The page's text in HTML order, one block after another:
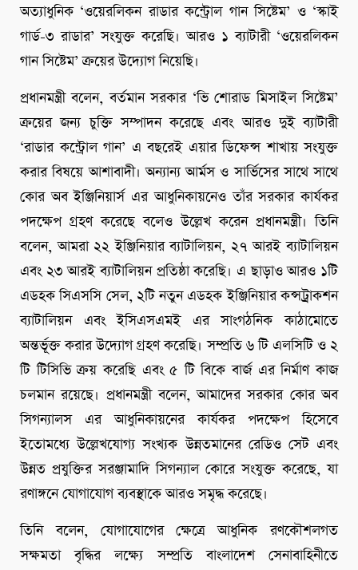
অত্যাধুনিক ‘ওয়েরলিকন রাডার কন্ট্রোল গান সিষ্টেম’ ও ‘স্কাই
গার্ড-৩ রাডার’ সংযুক্ত করেছি। আরও ১ ব্যাটারী ‘ওয়েরলিকন
গান সিষ্টেম’ ক্রয়ের উদ্যোগ নিয়েছি।
প্রধানমন্ত্রী বলেন, বর্তমান সরকার ‘ভি শোরাড মিসাইল সিষ্টেম’
ক্রয়ের জন্য চুক্তি সম্পাদন করেছে এবং আরও দুই ব্যাটারী
‘রাডার কন্ট্রোল গান’ এ বছরেই এয়ার ডিফেন্স শাখায় সংযুক্ত
করার বিষয়ে আশাবাদী। অন্যান্য আর্মস ও সার্ভিসের সাথে সাথে
কোর অব ইঞ্জিনিয়ার্স এর আধুনিকায়নেও তাঁর সরকার কার্যকর
পদক্ষেপ গ্রহণ করেছে বলেও উল্লেখ করেন প্রধানমন্ত্রী। তিনি
বলেন, আমরা ২২ ইঞ্জিনিয়ার ব্যাটালিয়ন, ২৭ আরই ব্যাটালিয়ন
এবং ২৩ আরই ব্যাটালিয়ন প্রতিষ্ঠা করেছি। এ ছাড়াও আরও ১টি
এডহক সিএসসি সেল, ২টি নতুন এডহক ইঞ্জিনিয়ার কন্সট্রাকশন
ব্যাটালিয়ন এবং ইসিএসএমই এর সাংগঠনিক কাঠামোতে
অন্তর্ভূক্ত করার উদ্যোগ গ্রহণ করেছি। সম্প্রতি ৬ টি এলসিটি ও ২
টি টিসিভি ক্রয় করেছি এবং ৫ টি বিকে বার্জ এর নির্মাণ কাজ
চলমান রয়েছে। প্রধানমন্ত্রী বলেন, আমাদের সরকার কোর অব
সিগন্যালস এর আধুনিকায়নের কার্যকর পদক্ষেপ হিসেবে
ইতোমধ্যে উল্লেখযোগ্য সংখ্যক উন্নতমানের রেডিও সেট এবং
উন্নত প্রযুক্তির সরঞ্জামাদি সিগন্যাল কোরে সংযুক্ত করেছে, যা
রণাঙ্গনে যোগাযোগ ব্যবস্থাকে আরও সমৃদ্ধ করেছে।
তিনি বলেন, যোগাযোগের ক্ষেত্রে আধুনিক রণকৌশলগত
সক্ষমতা বৃদ্ধির লক্ষ্যে সম্প্রতি বাংলাদেশ সেনাবাহিনীতে